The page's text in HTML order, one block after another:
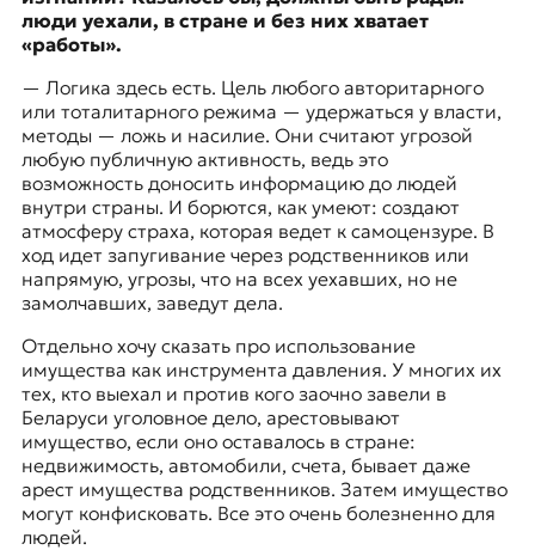
люди уехали, в стране и без них хватает
«работы».
— Логика здесь есть. Цель любого авторитарного
или тоталитарного режима — удержаться у власти,
методы — ложь и насилие. Они считают угрозой
любую публичную активность, ведь это
возможность доносить информацию до людей
внутри страны. И борются, как умеют: создают
атмосферу страха, которая ведет к самоцензуре. В
ход идет запугивание через родственников или
напрямую, угрозы, что на всех уехавших, но не
замолчавших, заведут дела.
Отдельно хочу сказать про использование
имущества как инструмента давления. У многих их
тех, кто выехал и против кого заочно завели в
Беларуси уголовное дело, арестовывают
имущество, если оно оставалось в стране:
недвижимость, автомобили, счета, бывает даже
арест имущества родственников. Затем имущество
могут конфисковать. Все это очень болезненно для
людей.